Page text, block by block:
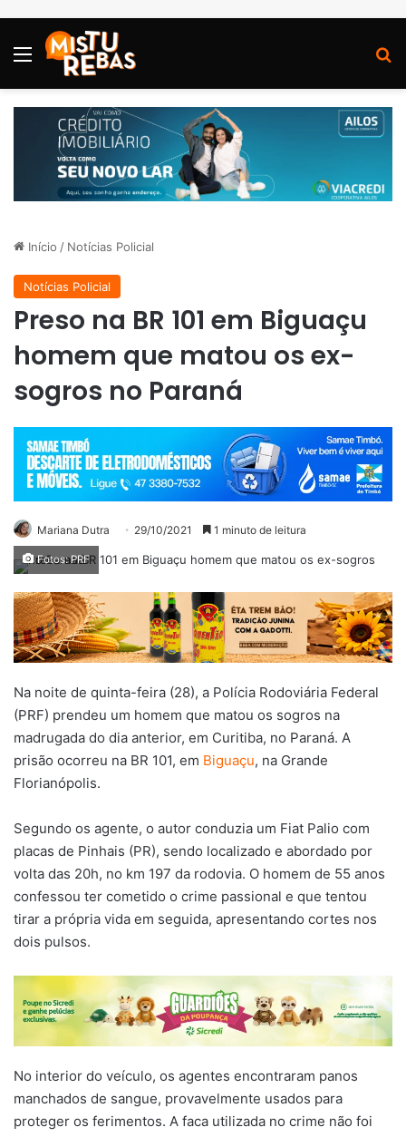
Menu
Início / Notícias Policial
Notícias Policial
Preso na BR 101 em Biguaçu
homem que matou os ex-
sogros no Paraná
Mariana Dutra 29/10/2021 1 minuto de leitura
Fotos: PRF
Na noite de quinta-feira (28), a Polícia Rodoviária Federal
(PRF) prendeu um homem que matou os sogros na
madrugada do dia anterior, em Curitiba, no Paraná. A
prisão ocorreu na BR 101, em Biguaçu, na Grande
Florianópolis.
Segundo os agente, o autor conduzia um Fiat Palio com
placas de Pinhais (PR), sendo localizado e abordado por
volta das 20h, no km 197 da rodovia. O homem de 55 anos
confessou ter cometido o crime passional e que tentou
tirar a própria vida em seguida, apresentando cortes nos
dois pulsos.
No interior do veículo, os agentes encontraram panos
manchados de sangue, provavelmente usados para
proteger os ferimentos. A faca utilizada no crime não foi